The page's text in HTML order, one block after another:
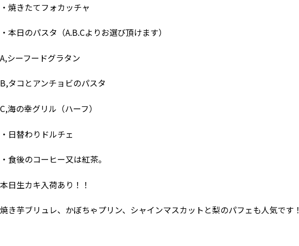
・焼きたてフォカッチャ
・本日のパスタ（A.B.Cよりお選び頂けます）
A,シーフードグラタン
B,タコとアンチョビのパスタ
C,海の幸グリル（ハーフ）
・日替わりドルチェ
・食後のコーヒー又は紅茶。
本日生カキ入荷あり！！
焼き芋ブリュレ、かぼちゃプリン、シャインマスカットと梨のパフェも人気です！